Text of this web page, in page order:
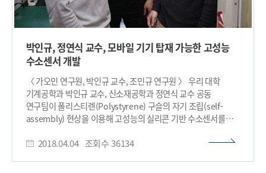
박인규, 정연식 교수, 모바일 기기 탑재 가능한 고성능
수소센서 개발
〈 가오민 연구원, 박인규 교수, 조민규 연구원 〉 우리 대학
기계공학과 박인규 교수, 신소재공학과 정연식 교수 공동
연구팀이 폴리스티렌(Polystyrene) 구슬의 자기 조립(self-
assembly) 현상을 이용해 고성능의 실리콘 기반 수소센서를
비용이 저렴해 모바일 기기에 탑재할 수 있어 전력 소모에
2018.04.04 조회수36134